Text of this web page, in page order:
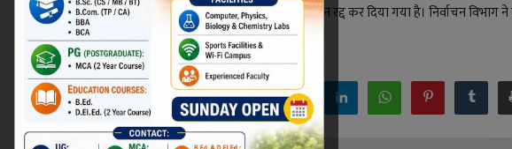
रतलाम जिले की एक पंचायत के पंच पद का निर्वाचन रद्द कर दिया गया है। निर्वाचन विभाग
Niraj Kumar Shukla Jul 4, 2022 - 22:31
Facebook Twitter